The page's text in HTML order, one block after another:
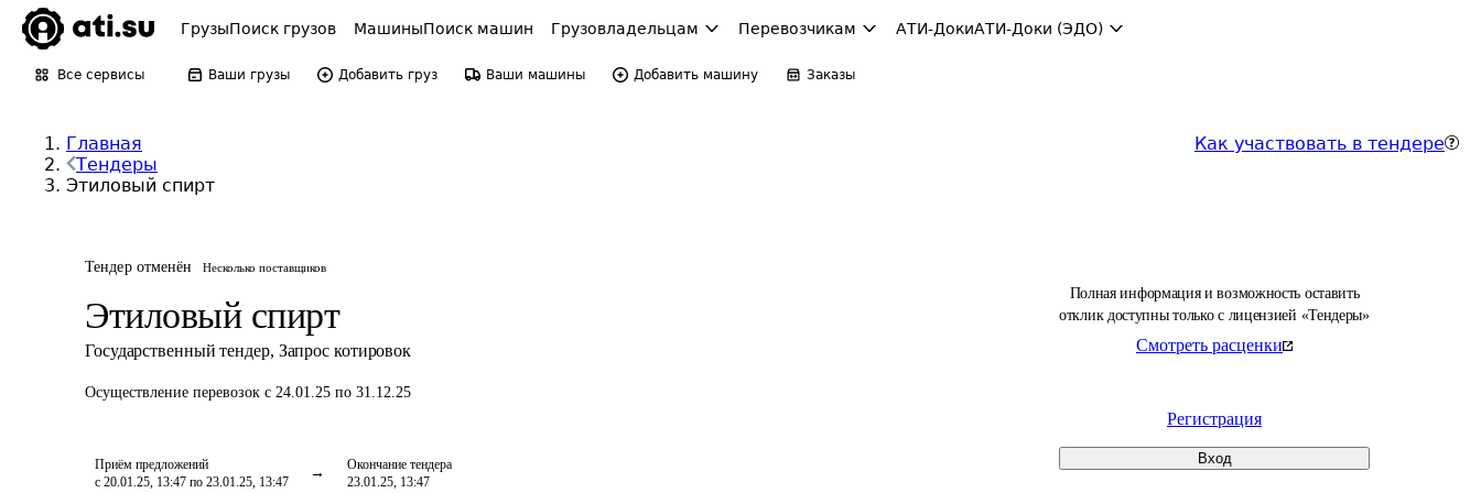
ГрузыПоиск грузов МашиныПоиск машин Грузовладельцам Перевозчикам АТИ-ДокиАТИ-Доки (ЭДО)
Все сервисы Ваши грузы Добавить груз Ваши машины Добавить машину Заказы
Главная
Тендеры
Этиловый спирт
Как участвовать в тендере
Тендер отменён Несколько поставщиков
Этиловый спирт
Государственный тендер, Запрос котировок
Осуществление перевозок с 24.01.25 по 31.12.25
Приём предложений
с 20.01.25, 13:47 по 23.01.25, 13:47
Окончание тендера
23.01.25, 13:47
Полная информация и возможность оставить
отклик доступны только с лицензией «Тендеры»
Смотреть расценки
Регистрация
Вход